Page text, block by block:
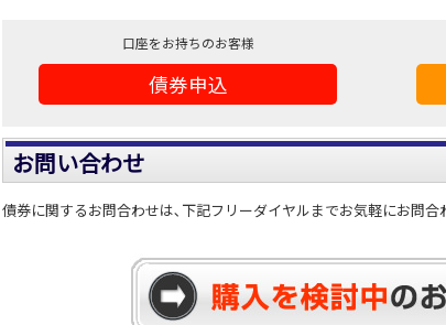
口座をお持ちのお客様
債券申込
お問い合わせ
債券に関するお問合わせは､下記フリーダイヤルまでお気軽にお問合